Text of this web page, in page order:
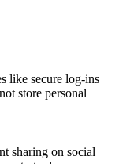
like secure log-ins
store personal
sharing on social